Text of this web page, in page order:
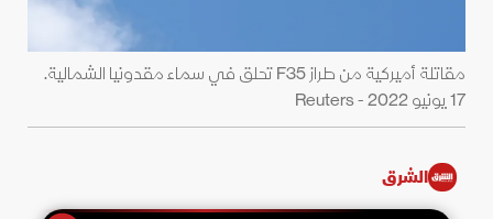
مقاتلة أميركية من طراز F35 تحلق في سماء مقدونيا الشمالية.
17 يونيو 2022 - Reuters
الشرق